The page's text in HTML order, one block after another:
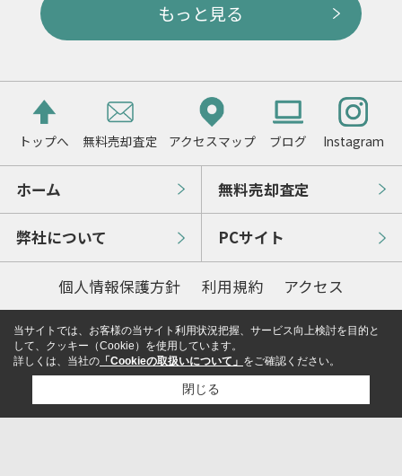
もっと見る
トップへ 無料売却査定 アクセスマップ ブログ Instagram
ホーム 無料売却査定
弊社について PCサイト
個人情報保護方針 利用規約 アクセス
当サイトでは、お客様の当サイト利用状況把握、サービス向上検討を目的と
して、クッキー（Cookie）を使用しています。
詳しくは、当社の 「Cookieの取扱いについて」 をご確認ください。
閉じる